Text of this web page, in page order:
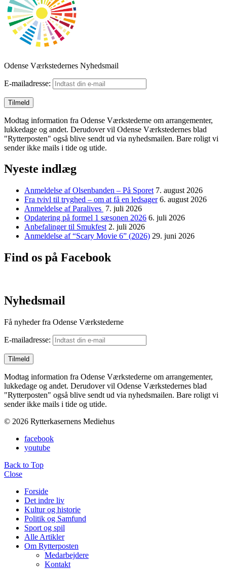
Odense Værkstedernes Nyhedsmail
E-mailadresse:
Modtag information fra Odense Værkstederne om arrangementer,
lukkedage og andet. Derudover vil Odense Værkstedernes blad
"Rytterposten" også blive sendt ud via nyhedsmailen. Bare roligt vi
sender ikke mails i tide og utide.
Nyeste indlæg
Anmeldelse af Olsenbanden – På Sporet 7. august 2026
Fra tvivl til tryghed – om at få en ledsager 6. august 2026
Anmeldelse af Paralives 7. juli 2026
Opdatering på formel 1 sæsonen 2026 6. juli 2026
Anbefalinger til Smukfest 2. juli 2026
Anmeldelse af “Scary Movie 6” (2026) 29. juni 2026
Find os på Facebook
Nyhedsmail
Få nyheder fra Odense Værkstederne
E-mailadresse:
Modtag information fra Odense Værkstederne om arrangementer,
lukkedage og andet. Derudover vil Odense Værkstedernes blad
"Rytterposten" også blive sendt ud via nyhedsmailen. Bare roligt vi
sender ikke mails i tide og utide.
© 2026 Rytterkasernens Mediehus
facebook
youtube
Back to Top
Close
Forside
Det indre liv
Kultur og historie
Politik og Samfund
Sport og spil
Alle Artikler
Om Rytterposten
Medarbejdere
Kontakt